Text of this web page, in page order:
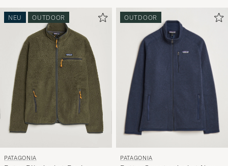
NEU OUTDOOR
PATAGONIA
OUTDOOR
PATAGONIA